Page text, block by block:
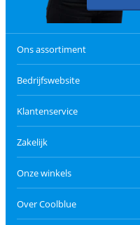
Ons assortiment
Bedrijfswebsite
Klantenservice
Zakelijk
Onze winkels
Over Coolblue